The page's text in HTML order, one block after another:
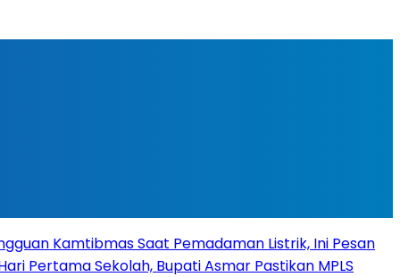
Kamtibmas Saat Pemadaman Listrik, Ini Pesan
Pertama Sekolah, Bupati Asmar Pastikan MPLS